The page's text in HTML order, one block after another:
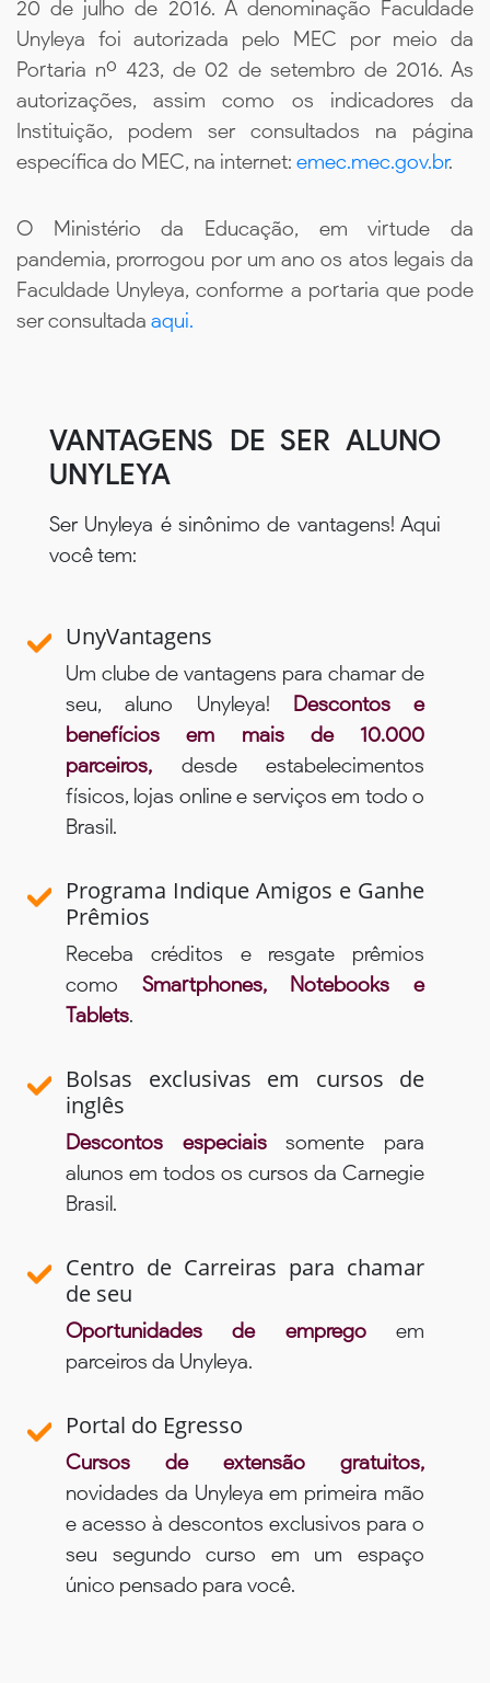
20 de julho de 2016. A denominação Faculdade
Unyleya foi autorizada pelo MEC por meio da
Portaria nº 423, de 02 de setembro de 2016. As
autorizações, assim como os indicadores da
Instituição, podem ser consultados na página
específica do MEC, na internet: emec.mec.gov.br.
O Ministério da Educação, em virtude da
pandemia, prorrogou por um ano os atos legais da
Faculdade Unyleya, conforme a portaria que pode
ser consultada aqui.
VANTAGENS DE SER ALUNO
UNYLEYA
Ser Unyleya é sinônimo de vantagens! Aqui
você tem:
UnyVantagens
Um clube de vantagens para chamar de
seu, aluno Unyleya! Descontos e
benefícios em mais de 10.000
parceiros, desde estabelecimentos
físicos, lojas online e serviços em todo o
Brasil.
Programa Indique Amigos e Ganhe
Prêmios
Receba créditos e resgate prêmios
como Smartphones, Notebooks e
Tablets.
Bolsas exclusivas em cursos de
inglês
Descontos especiaissomente para
alunos em todos os cursos da Carnegie
Brasil.
Centro de Carreiras para chamar
de seu
Oportunidades de empregoem
parceiros da Unyleya.
Portal do Egresso
Cursos de extensão gratuitos,
novidades da Unyleya em primeira mão
e acesso à descontos exclusivos para o
seu segundo curso em um espaço
único pensado para você.